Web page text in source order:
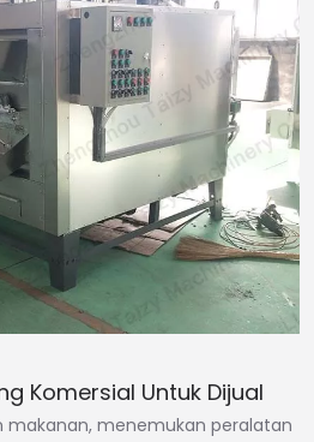
Komersial Untuk Dijual
makanan, menemukan peralatan